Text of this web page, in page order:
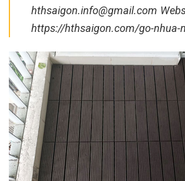
hthsaigon.info@gmail.com
https://hthsaigon.com/go-nhua-